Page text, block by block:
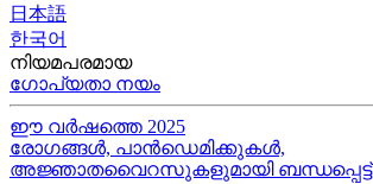
日本語
한국어
നിയമപരമായ
ഗോപ്യതാ നയം
ഈ വർഷത്തെ 2025
രോഗങ്ങൾ, പാൻഡെമിക്കുകൾ,
അജ്ഞാതവൈറസുകളുമായി ബന്ധപ്പെട്ട്